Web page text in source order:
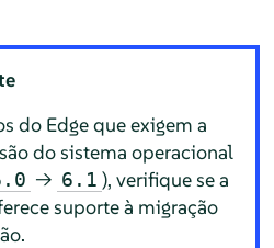
do Edge que exigem a
do sistema operacional
→ 6.1 ), verifique se a
suporte à migração